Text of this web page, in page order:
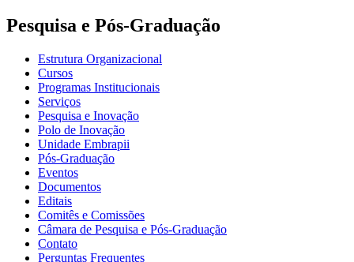
Pesquisa e Pós-Graduação
Estrutura Organizacional
Cursos
Programas Institucionais
Serviços
Pesquisa e Inovação
Polo de Inovação
Unidade Embrapii
Pós-Graduação
Eventos
Documentos
Editais
Comitês e Comissões
Câmara de Pesquisa e Pós-Graduação
Contato
Perguntas Frequentes